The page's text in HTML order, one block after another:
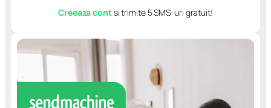
Creeaza contsi trimite 5 SMS-uri gratuit!